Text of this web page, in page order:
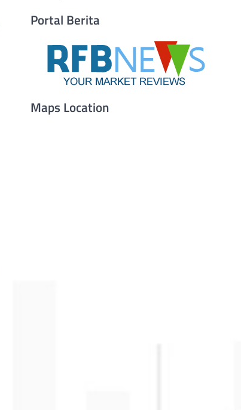
Portal Berita
Maps Location